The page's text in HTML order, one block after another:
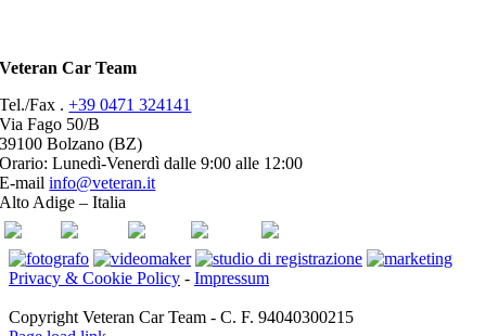
Veteran Car Team
Tel./Fax .+39 0471 324141
Via Fago 50/B
39100 Bolzano (BZ)
Orario: Lunedì-Venerdì dalle 9:00 alle 12:00
E-mailinfo@veteran.it
Alto Adige – Italia
ASI
FIVA ACI youtube facebook
Privacy & Cookie Policy - Impressum
Copyright Veteran Car Team - C. F. 94040300215